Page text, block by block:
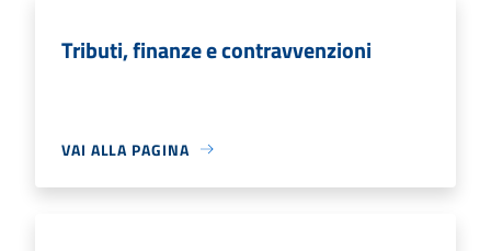
Tributi, finanze e contravvenzioni
VAI ALLA PAGINA